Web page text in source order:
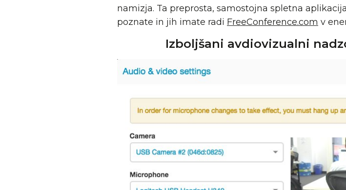
namizja. Ta preprosta, samostojna spletna
poznate in jih imate radi FreeConference.com v
Izboljšani avdiovizualni